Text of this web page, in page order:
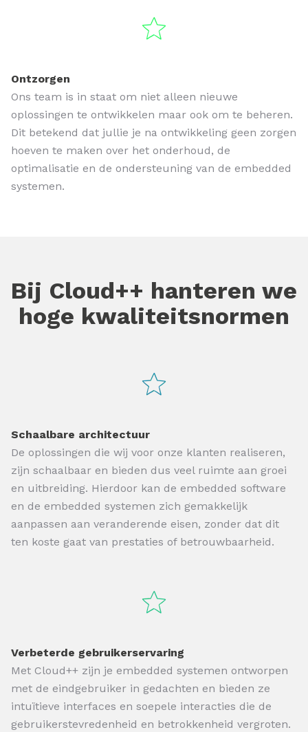
Ontzorgen
Ons team is in staat om niet alleen nieuwe
oplossingen te ontwikkelen maar ook om te beheren.
Dit betekend dat jullie je na ontwikkeling geen zorgen
hoeven te maken over het onderhoud, de
optimalisatie en de ondersteuning van de embedded
systemen.
Bij Cloud++ hanteren we
hoge kwaliteitsnormen
Schaalbare architectuur
De oplossingen die wij voor onze klanten realiseren,
zijn schaalbaar en bieden dus veel ruimte aan groei
en uitbreiding. Hierdoor kan de embedded software
en de embedded systemen zich gemakkelijk
aanpassen aan veranderende eisen, zonder dat dit
ten koste gaat van prestaties of betrouwbaarheid.
Verbeterde gebruikerservaring
Met Cloud++ zijn je embedded systemen ontworpen
met de eindgebruiker in gedachten en bieden ze
intuïtieve interfaces en soepele interacties die de
gebruikerstevredenheid en betrokkenheid vergroten.